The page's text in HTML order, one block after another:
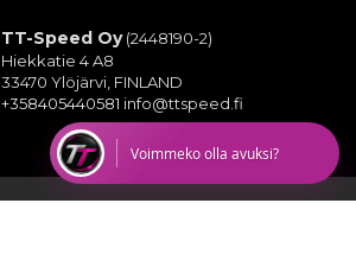
TT-Speed Oy(2448190-2)
Hiekkatie 4 A8
33470 Ylöjärvi, FINLAND
+358405440581 info@ttspeed.fi
Voimmeko olla avuksi?